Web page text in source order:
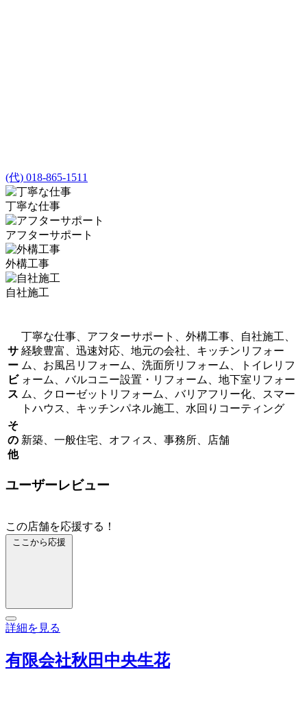
(代) 018-865-1511
丁寧な仕事
アフターサポート
外構工事
自社施工
サ
ー
ビ
ス
丁寧な仕事、アフターサポート、外構工事、自社施工、
経験豊富、迅速対応、地元の会社、キッチンリフォー
ム、お風呂リフォーム、洗面所リフォーム、トイレリフ
ォーム、バルコニー設置・リフォーム、地下室リフォー
ム、クローゼットリフォーム、バリアフリー化、スマー
トハウス、キッチンパネル施工、水回りコーティング
そ
の
他
新築、一般住宅、オフィス、事務所、店舗
ユーザーレビュー
この店舗を応援する！
ここから応援
詳細を見る
有限会社秋田中央生花